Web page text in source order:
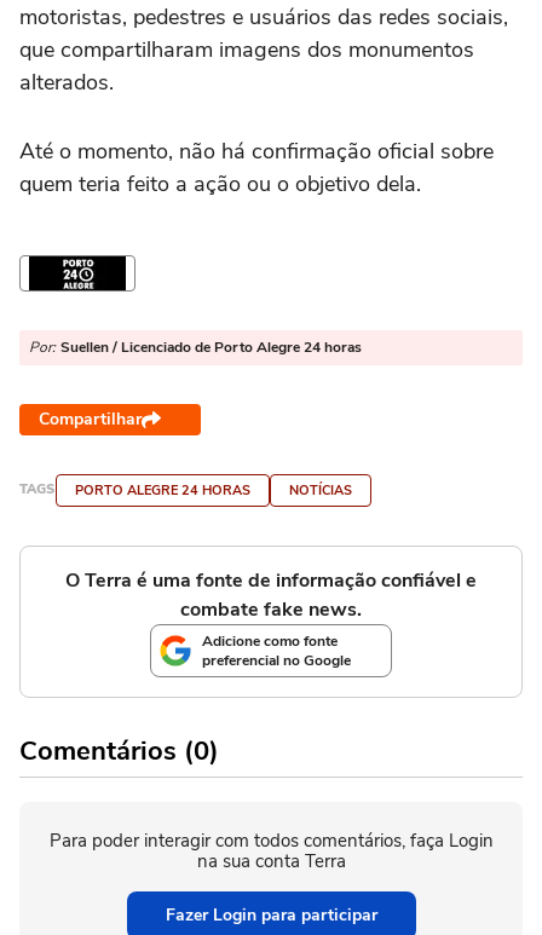
motoristas, pedestres e usuários das redes sociais,
que compartilharam imagens dos monumentos
alterados.
Até o momento, não há confirmação oficial sobre
quem teria feito a ação ou o objetivo dela.
Por: Suellen / Licenciado de Porto Alegre 24 horas
Compartilhar
TAGS PORTO ALEGRE 24 HORAS NOTÍCIAS
O Terra é uma fonte de informação confiável e
combate fake news.
Adicione como fonte
preferencial no Google
Comentários (0)
Para poder interagir com todos comentários, faça Login
na sua conta Terra
Fazer Login para participar